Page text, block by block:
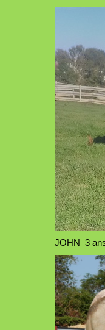
JOHN 3